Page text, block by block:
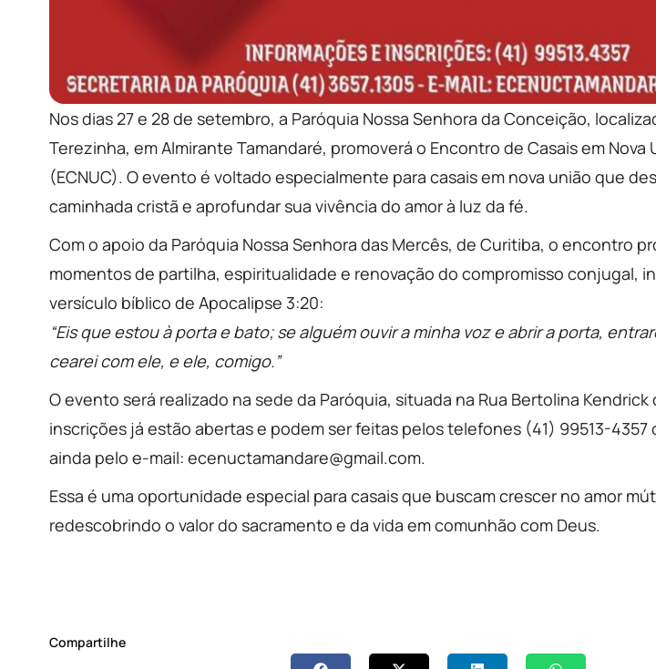
Nos dias 27 e 28 de setembro, a Paróquia Nossa Senhora da Conceição,
Terezinha, em Almirante Tamandaré, promoverá o Encontro de Casais em Nova
(ECNUC). O evento é voltado especialmente para casais em nova união que
caminhada cristã e aprofundar sua vivência do amor à luz da fé.
Com o apoio da Paróquia Nossa Senhora das Mercês, de Curitiba, o encontro
momentos de partilha, espiritualidade e renovação do compromisso conjugal,
versículo bíblico de Apocalipse 3:20:
“Eis que estou à porta e bato; se alguém ouvir a minha voz e abrir a porta,
cearei com ele, e ele, comigo.”
O evento será realizado na sede da Paróquia, situada na Rua Bertolina Kendrick
inscrições já estão abertas e podem ser feitas pelos telefones (41) 99513-4357
ainda pelo e-mail: ecenuctamandare@gmail.com.
Essa é uma oportunidade especial para casais que buscam crescer no amor
redescobrindo o valor do sacramento e da vida em comunhão com Deus.
Compartilhe